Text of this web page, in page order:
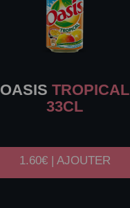
OASIS TROPICAL
33CL
1.60€ | AJOUTER